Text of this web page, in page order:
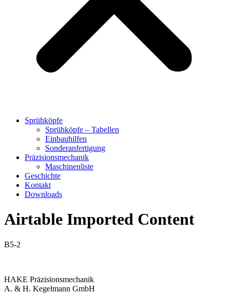
Sprühköpfe
Sprühköpfe – Tabellen
Einbauhilfen
Sonderanfertigung
Präzisionsmechanik
Maschinenliste
Geschichte
Kontakt
Downloads
Airtable Imported Content
B5-2
HAKE Präzisionsmechanik
A. & H. Kegelmann GmbH